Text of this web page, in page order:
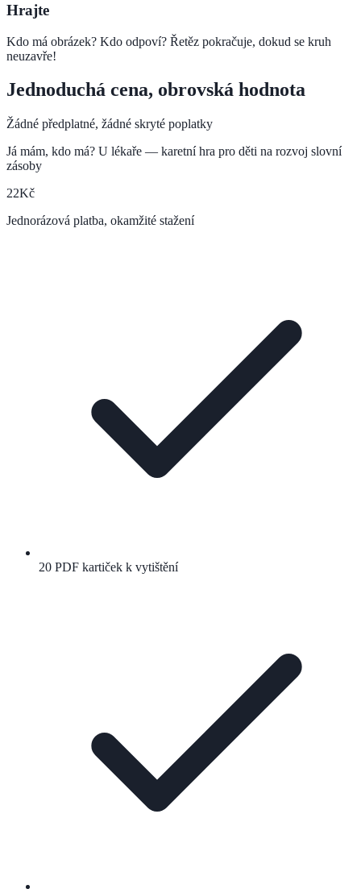
Hrajte
Kdo má obrázek? Kdo odpoví? Řetěz pokračuje, dokud se kruh
neuzavře!
Jednoduchá cena, obrovská hodnota
Žádné předplatné, žádné skryté poplatky
Já mám, kdo má? U lékaře — karetní hra pro děti na rozvoj slovní
zásoby
22Kč
Jednorázová platba, okamžité stažení
20 PDF kartiček k vytištění